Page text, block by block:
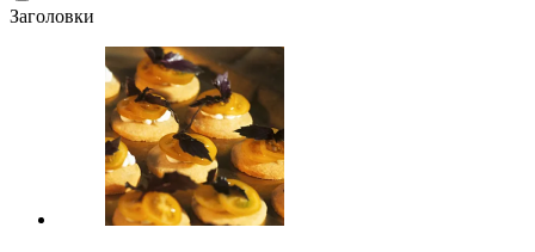
Заголовки